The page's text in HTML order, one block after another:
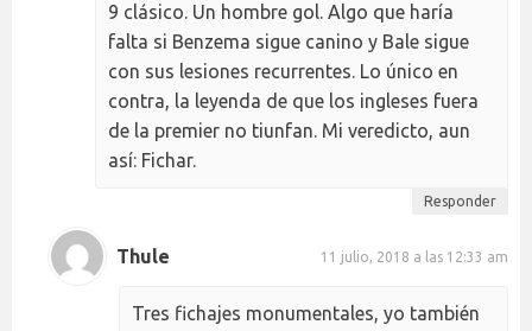
9 clásico. Un hombre gol. Algo que haría
falta si Benzema sigue canino y Bale sigue
con sus lesiones recurrentes. Lo único en
contra, la leyenda de que los ingleses fuera
de la premier no tiunfan. Mi veredicto, aun
así: Fichar.
Responder
Thule 11 julio, 2018 a las 12:33 am
Tres fichajes monumentales, yo también